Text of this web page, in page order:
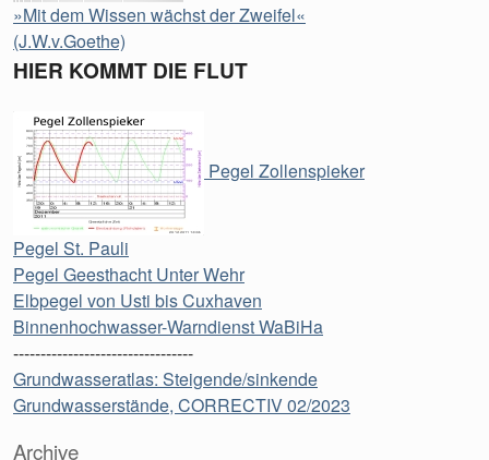
»Mit dem Wissen wächst der Zweifel«
(J.W.v.Goethe)
HIER KOMMT DIE FLUT
Pegel Zollenspieker
Pegel St. Pauli
Pegel Geesthacht Unter Wehr
Elbpegel von Usti bis Cuxhaven
Binnenhochwasser-Warndienst WaBiHa
---------------------------------
Grundwasseratlas: Steigende/sinkende
Grundwasserstände, CORRECTIV 02/2023
Archive